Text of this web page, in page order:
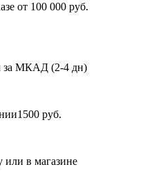
от 100 000 руб.
за МКАД (2-4 дн)
руб.
в магазине